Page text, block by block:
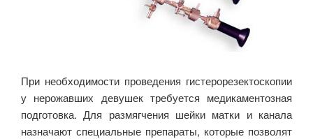
При необходимости проведения гистерорезектоскопии
у нерожавших девушек требуется медикаментозная
подготовка. Для размягчения шейки матки и канала
назначают специальные препараты, которые позволят